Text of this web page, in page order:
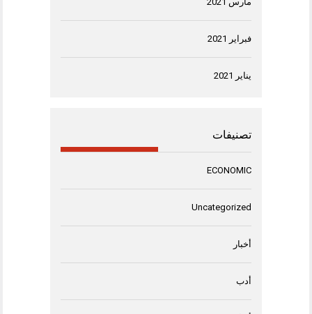
فبراير 2021
يناير 2021
تصنيفات
ECONOMIC
Uncategorized
أخبار
أدب